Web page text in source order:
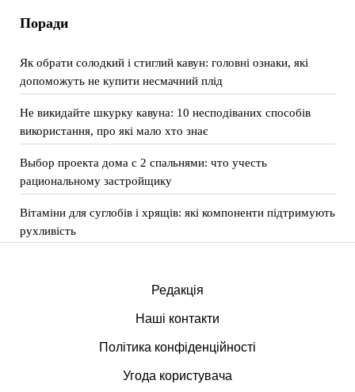
Поради
Як обрати солодкий і стиглий кавун: головні ознаки, які
допоможуть не купити несмачний плід
Не викидайте шкурку кавуна: 10 несподіваних способів
використання, про які мало хто знає
Выбор проекта дома с 2 спальнями: что учесть
рациональному застройщику
Вітаміни для суглобів і хрящів: які компоненти підтримують
рухливість
Редакція
Наші контакти
Політика конфіденційності
Угода користувача